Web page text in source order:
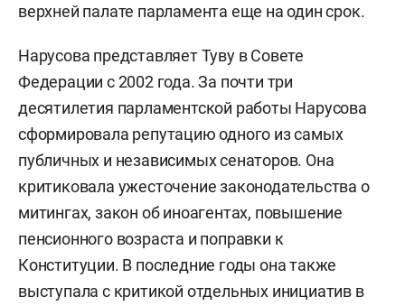
верхней палате парламента еще на один срок.
Нарусова представляет Туву в Совете
Федерации с 2002 года. За почти три
десятилетия парламентской работы Нарусова
сформировала репутацию одного из самых
публичных и независимых сенаторов. Она
критиковала ужесточение законодательства о
митингах, закон об иноагентах, повышение
пенсионного возраста и поправки к
Конституции. В последние годы она также
выступала с критикой отдельных инициатив в